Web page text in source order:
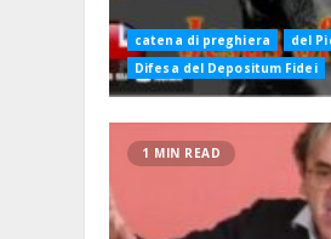
catena di preghiera
del
Difesa del Depositum Fidei
1 MIN READ